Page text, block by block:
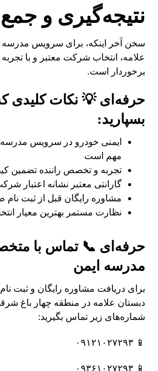
نتیجه‌گیری و
سخن آخر اینکه، برای سرویس مدرسه
علامه، انتخاب شرکت معتبر و با
برخوردار است.
حرفه‌ای 💡 نکات کلیدی
بسپارید:
ایمنی خودرو در سرویس مدرسه
مهم است
تجربه و تخصص راننده تضمین
گارانتی معتبر نشانه اعتبار
مشاوره رایگان قبل از ثبت
نظارت مستمر بهترین معیار
حرفه‌ای 📞 تماس با
مدرسه ایمن
برای دریافت مشاوره رایگان و ثبت
دبستان علامه در منطقه چهار باغ
شماره‌های زیر تماس بگیرید:
📱 ۰۹۱۲۱۰۲۷۲۹۳
📱 ۰۹۳۶۱۰۲۷۲۹۳